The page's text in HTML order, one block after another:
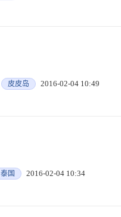
皮皮岛 2016-02-04 10:49
泰国 2016-02-04 10:34